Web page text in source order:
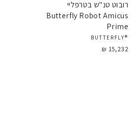
רובוט טנ"ש בטרפליי
Butterfly Robot Amicus
Prime
®BUTTERFLY
15,232 ₪